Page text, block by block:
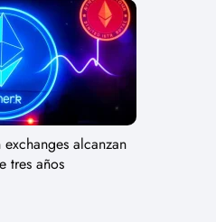
exchanges alcanzan
tres años